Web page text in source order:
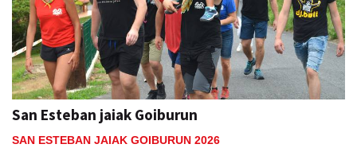
San Esteban jaiak Goiburun
SAN ESTEBAN JAIAK GOIBURUN 2026